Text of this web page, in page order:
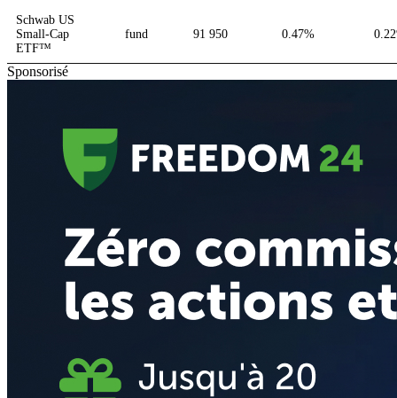
Schwab US
Small-Cap
ETF™
fund 91 950 0.47%
Sponsorisé